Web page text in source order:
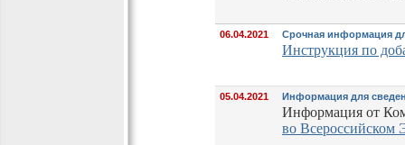
06.04.2021 Срочная информация
Инструкция по
05.04.2021 Информация для
Информация от
во